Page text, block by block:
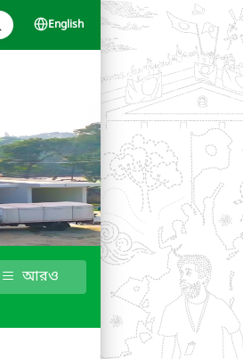
English
আরও